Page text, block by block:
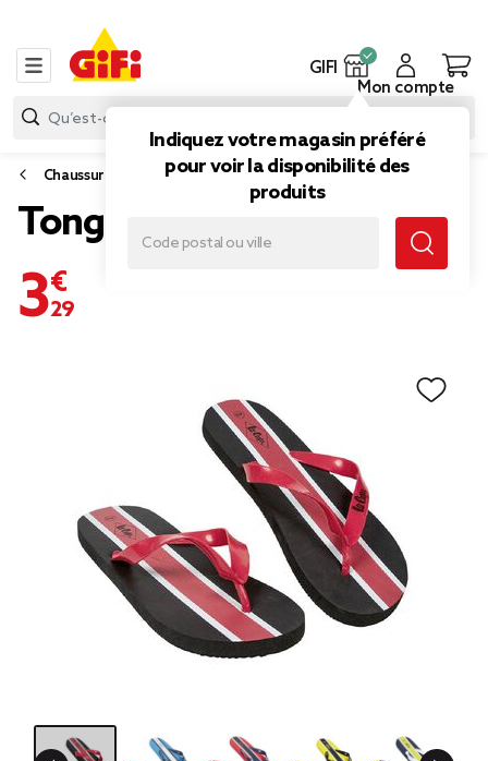
GIFI
Indiquez votre magasin préféré
pour voir la disponibilité des
produits
Mon compte
Chaussures
Tong Lee Cooper
3,29 €